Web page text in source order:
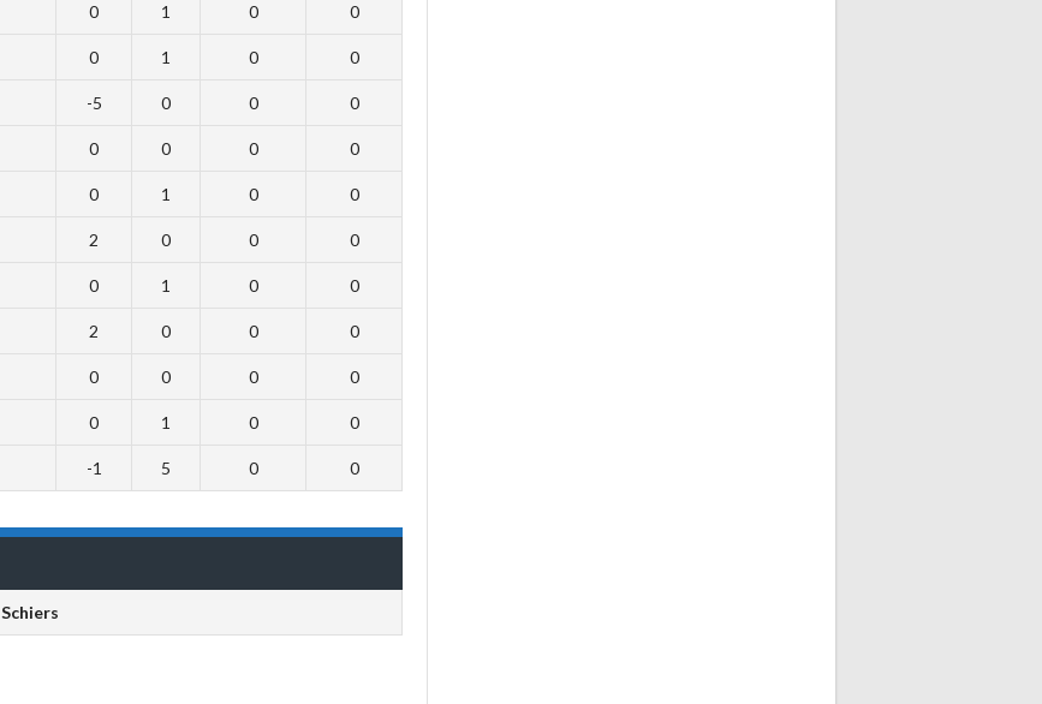
0 1 0 0
0 1 0 0
-5 0 0 0
0 0 0 0
0 1 0 0
2 0 0 0
0 1 0 0
2 0 0 0
0 0 0 0
0 1 0 0
-1 5 0 0
Schiers